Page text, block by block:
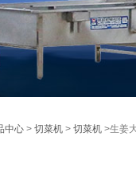
中心 >切菜机 >切菜机 >生姜